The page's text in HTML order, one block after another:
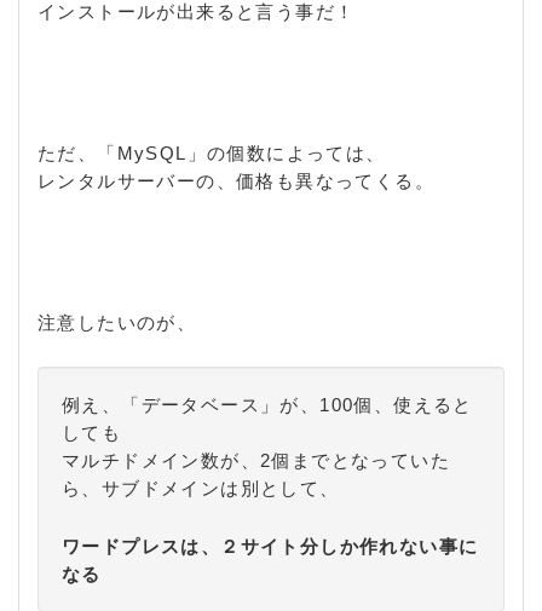
インストールが出来ると言う事だ！
ただ、「MySQL」の個数によっては、
レンタルサーバーの、価格も異なってくる。
注意したいのが、
例え、「データベース」が、100個、使えると
しても
マルチドメイン数が、2個までとなっていた
ら、サブドメインは別として、
ワードプレスは、２サイト分しか作れない事に
なる